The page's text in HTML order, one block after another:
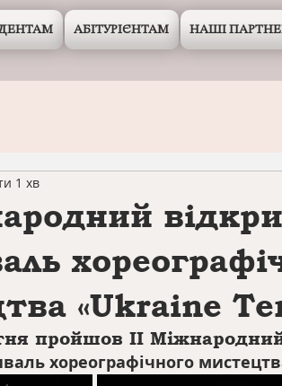
АБІТУРІЄНТАМ НАШІ
«Ukraine
1 хв
жовтня пройшов
II
хореографічного